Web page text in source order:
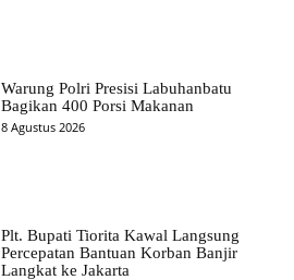
Warung Polri Presisi Labuhanbatu
Bagikan 400 Porsi Makanan
8 Agustus 2026
Plt. Bupati Tiorita Kawal Langsung
Percepatan Bantuan Korban Banjir
Langkat ke Jakarta